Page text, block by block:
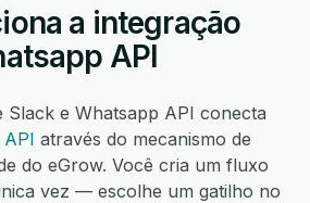
a integração
API
Slack e Whatsapp API conecta
através do mecanismo de
do eGrow. Você cria um fluxo
vez — escolhe um gatilho no